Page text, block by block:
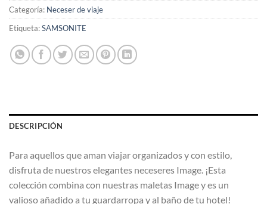
Categoría: Neceser de viaje
Etiqueta:SAMSONITE
DESCRIPCIÓN
Para aquellos que aman viajar organizados y con estilo,
disfruta de nuestros elegantes neceseres Image. ¡Esta
colección combina con nuestras maletas Image y es un
valioso añadido a tu guardarropa y al baño de tu hotel!